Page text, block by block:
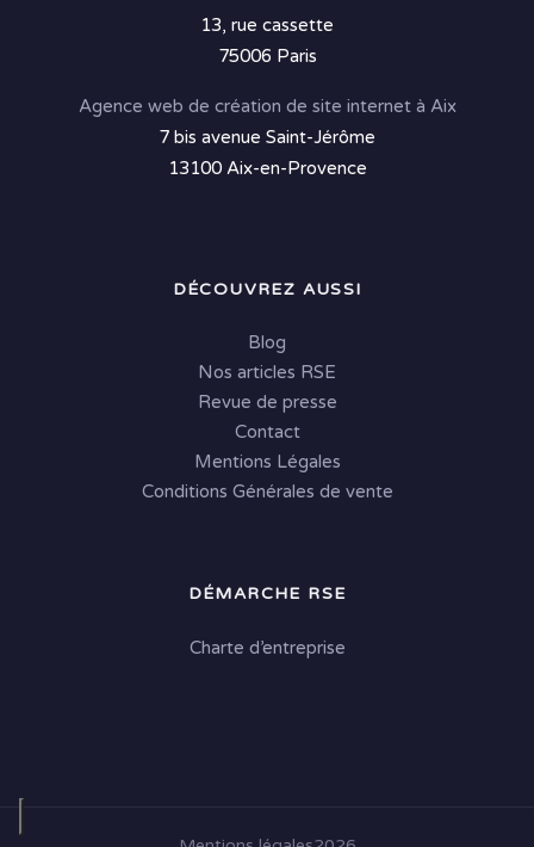
13, rue cassette
75006 Paris
Agence web de création de site internet à Aix
7 bis avenue Saint-Jérôme
13100 Aix-en-Provence
DÉCOUVREZ AUSSI
Blog
Nos articles RSE
Revue de presse
Contact
Mentions Légales
Conditions Générales de vente
DÉMARCHE RSE
Charte d’entreprise